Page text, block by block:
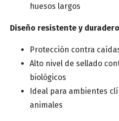
huesos largos
Diseño resistente y duradero
Protección contra
Alto nivel de sellado
biológicos
Ideal para ambientes
animales